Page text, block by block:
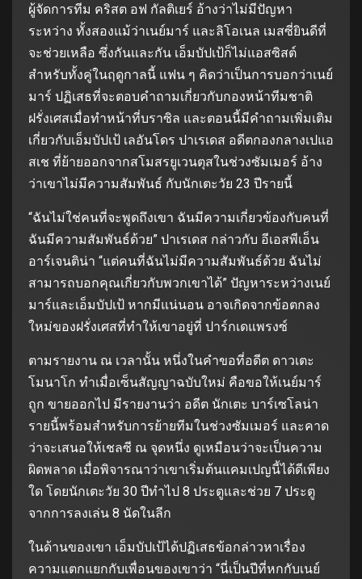
ผู้จัดการทีม คริสต อฟ กัลติเยร์ อ้างว่าไม่มีปัญหา
ระหว่าง ทั้งสองแม้ว่าเนย์มาร์ และลิโอเนล เมสซี่ยินดีที่
จะช่วยเหลือ ซึ่งกันและกัน เอ็มบัปเป้ก็ไม่แอสซิสต์
สำหรับทั้งคู่ในฤดูกาลนี้ แฟน ๆ คิดว่าเป็นการบอกว่าเนย์
มาร์ ปฏิเสธที่จะตอบคำถามเกี่ยวกับกองหน้าทีมชาติ
ฝรั่งเศสเมื่อทำหน้าที่บราซิล และตอนนี้มีคำถามเพิ่มเติม
เกี่ยวกับเอ็มบัปเป้ เลอันโดร ปาเรเดส อดีตกองกลางเปแอ
สเช ที่ย้ายออกจากสโมสรยูเวนตุสในช่วงซัมเมอร์ อ้าง
ว่าเขาไม่มีความสัมพันธ์ กับนักเตะวัย 23 ปีรายนี้
“ฉันไม่ใช่คนที่จะพูดถึงเขา ฉันมีความเกี่ยวข้องกับคนที่
ฉันมีความสัมพันธ์ด้วย” ปาเรเดส กล่าวกับ อีเอสพีเอ็น
อาร์เจนติน่า “แต่คนที่ฉันไม่มีความสัมพันธ์ด้วย ฉันไม่
สามารถบอกคุณเกี่ยวกับพวกเขาได้” ปัญหาระหว่างเนย์
มาร์และเอ็มบัปเป้ หากมีแน่นอน อาจเกิดจากข้อตกลง
ใหม่ของฝรั่งเศสที่ทำให้เขาอยู่ที่ ปาร์กเดแพรงซ์
ตามรายงาน ณ เวลานั้น หนึ่งในคำขอที่อดีต ดาวเตะ
โมนาโก ทำเมื่อเซ็นสัญญาฉบับใหม่ คือขอให้เนย์มาร์
ถูก ขายออกไป มีรายงานว่า อดีต นักเตะ บาร์เซโลน่า
รายนี้พร้อมสำหรับการย้ายทีมในช่วงซัมเมอร์ และคาด
ว่าจะเสนอให้เชลซี ณ จุดหนึ่ง ดูเหมือนว่าจะเป็นความ
ผิดพลาด เมื่อพิจารณาว่าเขาเริ่มต้นแคมเปญนี้ได้ดีเพียง
ใด โดยนักเตะวัย 30 ปีทำไป 8 ประตูและช่วย 7 ประตู
จากการลงเล่น 8 นัดในลีก
ในด้านของเขา เอ็มบัปเป้ได้ปฏิเสธข้อกล่าวหาเรื่อง
ความแตกแยกกับเพื่อนของเขาว่า “นี่เป็นปีที่หกกับเนย์